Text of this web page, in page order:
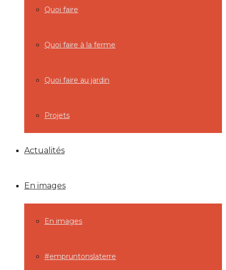
Quoi faire
Quoi faire à la ferme
Quoi faire au jardin
Projets
Actualités
En images
En images
#empruntonslaterre